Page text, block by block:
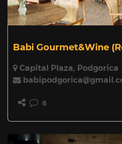
Babi Gourmet&Wine
Capital Plaza, Podgorica
6